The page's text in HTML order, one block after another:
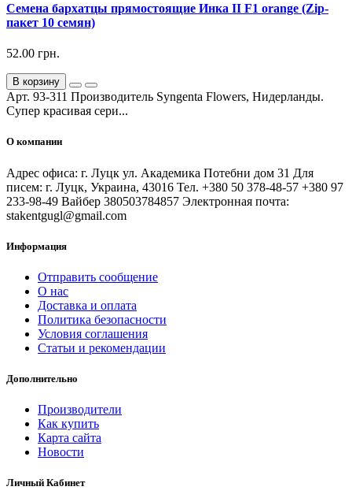
Семена бархатцы прямостоящие Инка ІІ F1 orange (Zip-
пакет 10 семян)
52.00 грн.
В корзину
Арт. 93-311 Производитель Syngenta Flowers, Нидерланды.
Супер красивая сери...
О компании
Адрес офиса: г. Луцк ул. Академика Потебни дом 31 Для
писем: г. Луцк, Украина, 43016 Тел. +380 50 378-48-57 +380 97
233-98-49 Вайбер 380503784857 Электронная почта:
stakentgugl@gmail.com
Информация
Отправить сообщение
О нас
Доставка и оплата
Политика безопасности
Условия соглашения
Статьи и рекомендации
Дополнительно
Производители
Как купить
Карта сайта
Новости
Личный Кабинет